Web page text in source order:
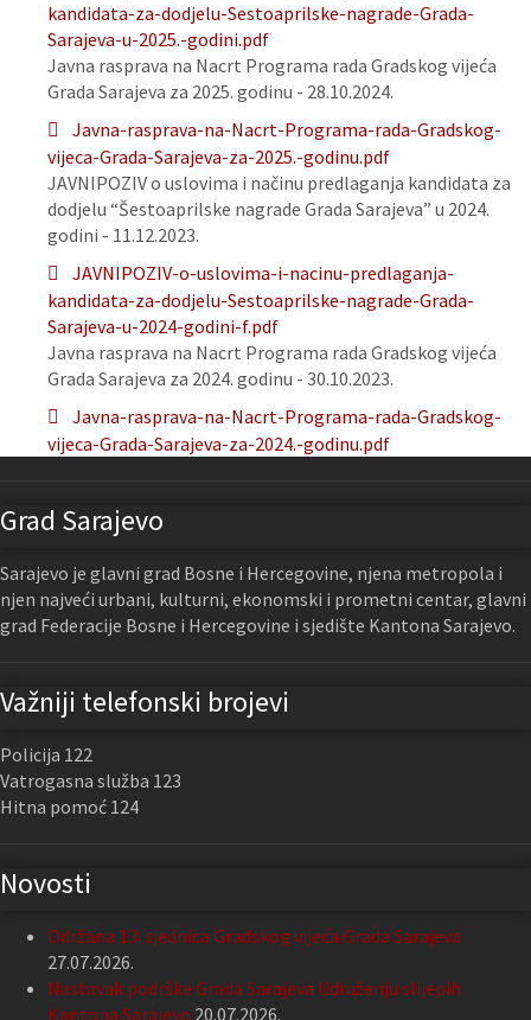
kandidata-za-dodjelu-Sestoaprilske-nagrade-Grada-
Sarajeva-u-2025.-godini.pdf
Javna rasprava na Nacrt Programa rada Gradskog vijeća
Grada Sarajeva za 2025. godinu - 28.10.2024.
Javna-rasprava-na-Nacrt-Programa-rada-Gradskog-
vijeca-Grada-Sarajeva-za-2025.-godinu.pdf
JAVNIPOZIV o uslovima i načinu predlaganja kandidata za
dodjelu “Šestoaprilske nagrade Grada Sarajeva” u 2024.
godini - 11.12.2023.
JAVNIPOZIV-o-uslovima-i-nacinu-predlaganja-
kandidata-za-dodjelu-Sestoaprilske-nagrade-Grada-
Sarajeva-u-2024-godini-f.pdf
Javna rasprava na Nacrt Programa rada Gradskog vijeća
Grada Sarajeva za 2024. godinu - 30.10.2023.
Javna-rasprava-na-Nacrt-Programa-rada-Gradskog-
vijeca-Grada-Sarajeva-za-2024.-godinu.pdf
Grad Sarajevo
Sarajevo je glavni grad Bosne i Hercegovine, njena metropola i
njen najveći urbani, kulturni, ekonomski i prometni centar, glavni
grad Federacije Bosne i Hercegovine i sjedište Kantona Sarajevo.
Važniji telefonski brojevi
Policija 122
Vatrogasna služba 123
Hitna pomoć 124
Novosti
Održana 13. sjednica Gradskog vijeća Grada Sarajeva
27.07.2026.
Nastavak podrške Grada Sarajeva Udruženju slijepih
Kantona Sarajevo 20.07.2026.